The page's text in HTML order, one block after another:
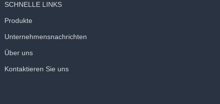
SCHNELLE LINKS
Produkte
Unternehmensnachrichten
Über uns
Kontaktieren Sie uns